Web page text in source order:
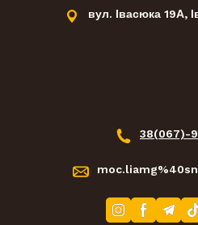
вул. Івасюка 19А,
38(067)-